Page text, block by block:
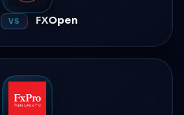
VS FXOpen